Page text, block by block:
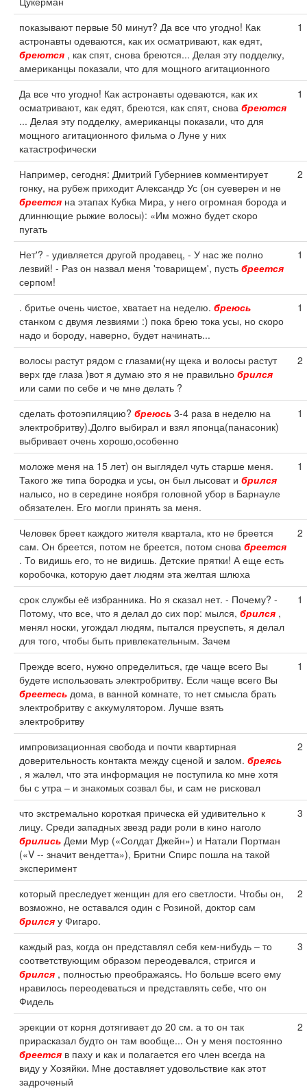
показывают первые 50 минут? Да все что угодно! Как
астронавты одеваются, как их осматривают, как едят,
бреются , как спят, снова бреются... Делая эту подделку,
американцы показали, что для мощного агитационного
1
Да все что угодно! Как астронавты одеваются, как их
осматривают, как едят, бреются, как спят, снова бреются
... Делая эту подделку, американцы показали, что для
мощного агитационного фильма о Луне у них
катастрофически
1
Например, сегодня: Дмитрий Губерниев комментирует
гонку, на рубеж приходит Александр Ус (он суеверен и не
бреется на этапах Кубка Мира, у него огромная борода и
длиннющие рыжие волосы): «Им можно будет скоро
пугать
2
Нет'? - удивляется другой продавец, - У нас же полно
лезвий! - Раз он назвал меня 'товарищем', пусть бреется
серпом!
1
. бритье очень чистое, хватает на неделю. бреюсь
станком с двумя лезвиями :) пока брею тока усы, но скоро
надо и бороду, наверно, будет начинать...
1
волосы растут рядом с глазами(ну щека и волосы растут
верх где глаза )вот я думаю это я не правильно брился
или сами по себе и че мне делать ?
2
сделать фотоэпиляцию? бреюсь 3-4 раза в неделю на
электробритву).Долго выбирал и взял японца(панасоник)
выбривает очень хорошо,особенно
1
моложе меня на 15 лет) он выглядел чуть старше меня.
Такого же типа бородка и усы, он был лысоват и брился
налысо, но в середине ноября головной убор в Барнауле
обязателен. Его могли принять за меня.
1
Человек бреет каждого жителя квартала, кто не бреется
сам. Он бреется, потом не бреется, потом снова бреется
. То видишь его, то не видишь. Детские прятки! А еще есть
коробочка, которую дает людям эта желтая шлюха
2
срок службы её избранника. Но я сказал нет. - Почему? -
Потому, что все, что я делал до сих пор: мылся, брился ,
менял носки, угождал людям, пытался преуспеть, я делал
для того, чтобы быть привлекательным. Зачем
1
Прежде всего, нужно определиться, где чаще всего Вы
будете использовать электробритву. Если чаще всего Вы
бреетесь дома, в ванной комнате, то нет смысла брать
электробритву с аккумулятором. Лучше взять
электробритву
1
импровизационная свобода и почти квартирная
доверительность контакта между сценой и залом. бреясь
, я жалел, что эта информация не поступила ко мне хотя
бы с утра – и знакомых созвал бы, и сам не рисковал
2
что экстремально короткая прическа ей удивительно к
лицу. Среди западных звезд ради роли в кино наголо
брились Деми Мур («Солдат Джейн») и Натали Портман
(«V -- значит вендетта»), Бритни Спирс пошла на такой
эксперимент
3
который преследует женщин для его светлости. Чтобы он,
возможно, не оставался один с Розиной, доктор сам
брился у Фигаро.
2
каждый раз, когда он представлял себя кем-нибудь – то
соответствующим образом переодевался, стригся и
брился , полностью преображаясь. Но больше всего ему
нравилось переодеваться и представлять себе, что он
Фидель
3
эрекции от корня дотягивает до 20 см. а то он так
прирасказал будто он там вообще... Он у меня постоянно
бреется в паху и как и полагается его член всегда на
виду у Хозяйки. Мне доставляет удовольствие как этот
задроченый
2